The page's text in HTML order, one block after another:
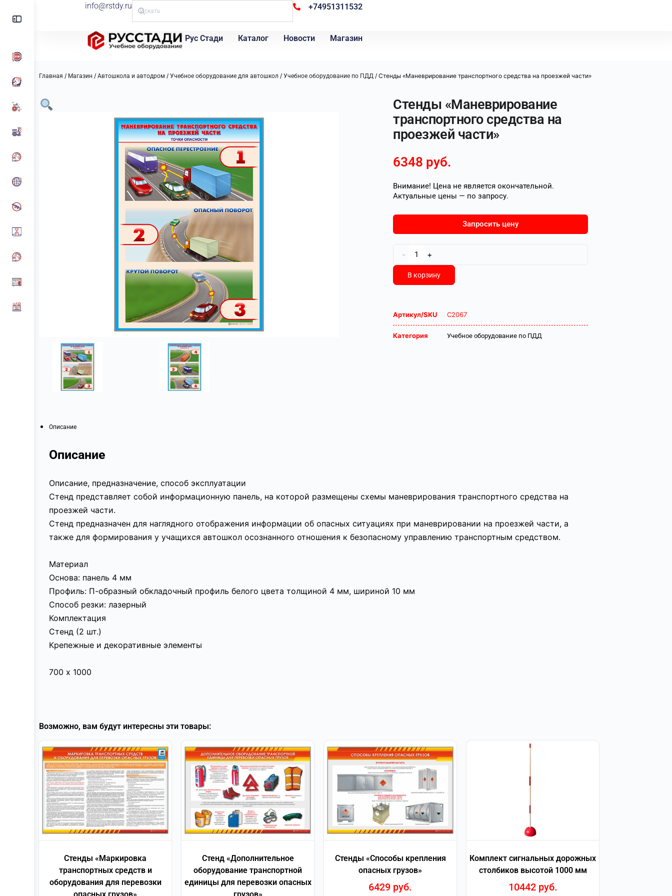
info@rstdy.ru +74951311532
Рус Стади Каталог Новости Магазин
Главная / Магазин / Автошкола и автодром / Учебное оборудование для автошкол / Учебное оборудование по ПДД / Стенды «Маневрирование транспортного средства на проезжей части»
Стенды «Маневрирование
транспортного средства на
проезжей части»
6348 руб.
Внимание! Цена не является окончательной.
Актуальные цены — по запросу.
Запросить цену
- +
В корзину
Артикул/SKU С2067
Категория Учебное оборудование по ПДД
Описание
Описание
Описание, предназначение, способ эксплуатации
Стенд представляет собой информационную панель, на которой размещены схемы маневрирования транспортного средства на
проезжей части.
Стенд предназначен для наглядного отображения информации об опасных ситуациях при маневрировании на проезжей части, а
также для формирования у учащихся автошкол осознанного отношения к безопасному управлению транспортным средством.
Материал
Основа: панель 4 мм
Профиль: П-образный обкладочный профиль белого цвета толщиной 4 мм, шириной 10 мм
Способ резки: лазерный
Комплектация
Стенд (2 шт.)
Крепежные и декоративные элементы
700 х 1000
Возможно, вам будут интересны эти товары:
Стенды «Маркировка
транспортных средств и
оборудования для перевозки
Стенд «Дополнительное
оборудование транспортной
единицы для перевозки опасных
Стенды «Способы крепления
опасных грузов»
6429 руб.
Комплект сигнальных дорожных
столбиков высотой 1000 мм
10442 руб.